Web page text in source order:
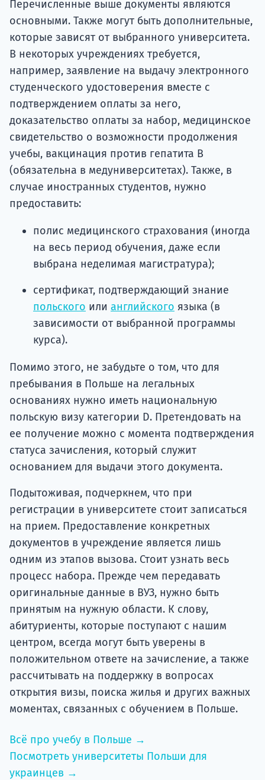
Перечисленные выше документы являются
основными. Также могут быть дополнительные,
которые зависят от выбранного университета.
В некоторых учреждениях требуется,
например, заявление на выдачу электронного
студенческого удостоверения вместе с
подтверждением оплаты за него,
доказательство оплаты за набор, медицинское
свидетельство о возможности продолжения
учебы, вакцинация против гепатита В
(обязательна в медуниверситетах). Также, в
случае иностранных студентов, нужно
предоставить:
полис медицинского страхования (иногда
на весь период обучения, даже если
выбрана неделимая магистратура);
сертификат, подтверждающий знание
польского или английского языка (в
зависимости от выбранной программы
курса).
Помимо этого, не забудьте о том, что для
пребывания в Польше на легальных
основаниях нужно иметь национальную
польскую визу категории D. Претендовать на
ее получение можно с момента подтверждения
статуса зачисления, который служит
основанием для выдачи этого документа.
Подытоживая, подчеркнем, что при
регистрации в университете стоит записаться
на прием. Предоставление конкретных
документов в учреждение является лишь
одним из этапов вызова. Стоит узнать весь
процесс набора. Прежде чем передавать
оригинальные данные в ВУЗ, нужно быть
принятым на нужную области. К слову,
абитуриенты, которые поступают с нашим
центром, всегда могут быть уверены в
положительном ответе на зачисление, а также
рассчитывать на поддержку в вопросах
открытия визы, поиска жилья и других важных
моментах, связанных с обучением в Польше.
Всё про учебу в Польше →
Посмотреть университеты Польши для
украинцев →